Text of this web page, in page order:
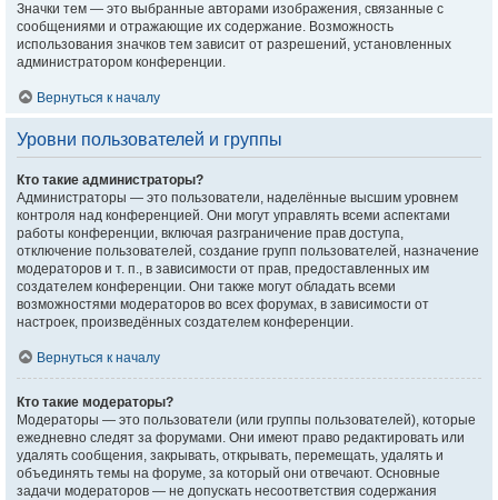
Значки тем — это выбранные авторами изображения, связанные с
сообщениями и отражающие их содержание. Возможность
использования значков тем зависит от разрешений, установленных
администратором конференции.
Вернуться к началу
Уровни пользователей и группы
Кто такие администраторы?
Администраторы — это пользователи, наделённые высшим уровнем
контроля над конференцией. Они могут управлять всеми аспектами
работы конференции, включая разграничение прав доступа,
отключение пользователей, создание групп пользователей, назначение
модераторов и т. п., в зависимости от прав, предоставленных им
создателем конференции. Они также могут обладать всеми
возможностями модераторов во всех форумах, в зависимости от
настроек, произведённых создателем конференции.
Вернуться к началу
Кто такие модераторы?
Модераторы — это пользователи (или группы пользователей), которые
ежедневно следят за форумами. Они имеют право редактировать или
удалять сообщения, закрывать, открывать, перемещать, удалять и
объединять темы на форуме, за который они отвечают. Основные
задачи модераторов — не допускать несоответствия содержания